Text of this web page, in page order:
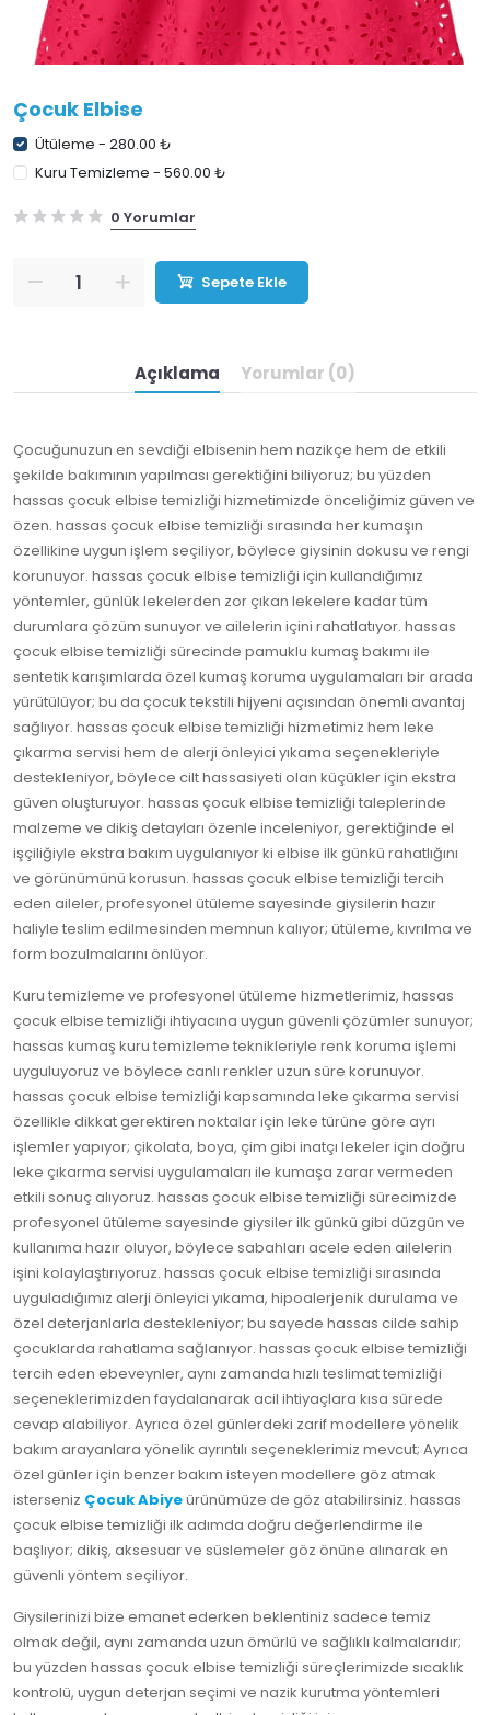
Çocuk Elbise
Ütüleme - 280.00 ₺
Kuru Temizleme - 560.00 ₺
0 Yorumlar
Sepete Ekle
Açıklama Yorumlar (0)
Çocuğunuzun en sevdiği elbisenin hem nazikçe hem de etkili
şekilde bakımının yapılması gerektiğini biliyoruz; bu yüzden
hassas çocuk elbise temizliği hizmetimizde önceliğimiz güven ve
özen. hassas çocuk elbise temizliği sırasında her kumaşın
özellikine uygun işlem seçiliyor, böylece giysinin dokusu ve rengi
korunuyor. hassas çocuk elbise temizliği için kullandığımız
yöntemler, günlük lekelerden zor çıkan lekelere kadar tüm
durumlara çözüm sunuyor ve ailelerin içini rahatlatıyor. hassas
çocuk elbise temizliği sürecinde pamuklu kumaş bakımı ile
sentetik karışımlarda özel kumaş koruma uygulamaları bir arada
yürütülüyor; bu da çocuk tekstili hijyeni açısından önemli avantaj
sağlıyor. hassas çocuk elbise temizliği hizmetimiz hem leke
çıkarma servisi hem de alerji önleyici yıkama seçenekleriyle
destekleniyor, böylece cilt hassasiyeti olan küçükler için ekstra
güven oluşturuyor. hassas çocuk elbise temizliği taleplerinde
malzeme ve dikiş detayları özenle inceleniyor, gerektiğinde el
işçiliğiyle ekstra bakım uygulanıyor ki elbise ilk günkü rahatlığını
ve görünümünü korusun. hassas çocuk elbise temizliği tercih
eden aileler, profesyonel ütüleme sayesinde giysilerin hazır
haliyle teslim edilmesinden memnun kalıyor; ütüleme, kıvrılma ve
form bozulmalarını önlüyor.
Kuru temizleme ve profesyonel ütüleme hizmetlerimiz, hassas
çocuk elbise temizliği ihtiyacına uygun güvenli çözümler sunuyor;
hassas kumaş kuru temizleme teknikleriyle renk koruma işlemi
uyguluyoruz ve böylece canlı renkler uzun süre korunuyor.
hassas çocuk elbise temizliği kapsamında leke çıkarma servisi
özellikle dikkat gerektiren noktalar için leke türüne göre ayrı
işlemler yapıyor; çikolata, boya, çim gibi inatçı lekeler için doğru
leke çıkarma servisi uygulamaları ile kumaşa zarar vermeden
etkili sonuç alıyoruz. hassas çocuk elbise temizliği sürecimizde
profesyonel ütüleme sayesinde giysiler ilk günkü gibi düzgün ve
kullanıma hazır oluyor, böylece sabahları acele eden ailelerin
işini kolaylaştırıyoruz. hassas çocuk elbise temizliği sırasında
uyguladığımız alerji önleyici yıkama, hipoalerjenik durulama ve
özel deterjanlarla destekleniyor; bu sayede hassas cilde sahip
çocuklarda rahatlama sağlanıyor. hassas çocuk elbise temizliği
tercih eden ebeveynler, aynı zamanda hızlı teslimat temizliği
seçeneklerimizden faydalanarak acil ihtiyaçlara kısa sürede
cevap alabiliyor. Ayrıca özel günlerdeki zarif modellere yönelik
bakım arayanlara yönelik ayrıntılı seçeneklerimiz mevcut; Ayrıca
özel günler için benzer bakım isteyen modellere göz atmak
isterseniz Çocuk Abiyeürünümüze de göz atabilirsiniz. hassas
çocuk elbise temizliği ilk adımda doğru değerlendirme ile
başlıyor; dikiş, aksesuar ve süslemeler göz önüne alınarak en
güvenli yöntem seçiliyor.
Giysilerinizi bize emanet ederken beklentiniz sadece temiz
olmak değil, aynı zamanda uzun ömürlü ve sağlıklı kalmalarıdır;
bu yüzden hassas çocuk elbise temizliği süreçlerimizde sıcaklık
kontrolü, uygun deterjan seçimi ve nazik kurutma yöntemleri